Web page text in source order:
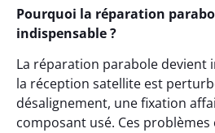
Pourquoi la réparation
indispensable ?
La réparation parabole devient
la réception satellite est
désalignement, une fixation
composant usé. Ces